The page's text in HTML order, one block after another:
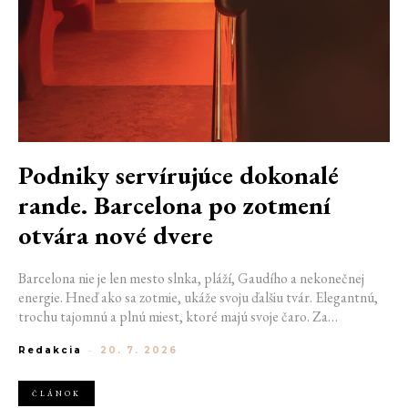
Podniky servírujúce dokonalé
rande. Barcelona po zotmení
otvára nové dvere
Barcelona nie je len mesto slnka, pláží, Gaudího a nekonečnej
energie. Hneď ako sa zotmie, ukáže svoju ďalšiu tvár. Elegantnú,
trochu tajomnú a plnú miest, ktoré majú svoje čaro. Za
koktaily a hrá tá správna hudba. Ak hľadáte miesto na rande, na
metropoly vám môžu pomôcť začať písať váš výnimočný príbeh.
Redakcia - 20. 7. 2026
ČLÁNOK